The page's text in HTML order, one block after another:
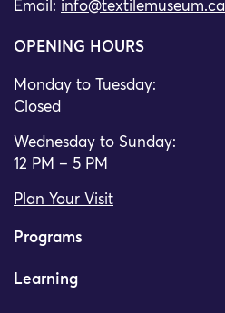
Email: info@textilemuseum.ca
OPENING HOURS
Monday to Tuesday:
Closed
Wednesday to Sunday:
12 PM – 5 PM
Plan Your Visit
Programs
Learning